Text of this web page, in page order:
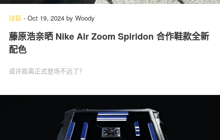
球鞋 - Oct 19, 2024 by Woody
藤原浩亲晒 Nike Air Zoom Spiridon 合作鞋款全新
配色
或许距离正式登场不远了？